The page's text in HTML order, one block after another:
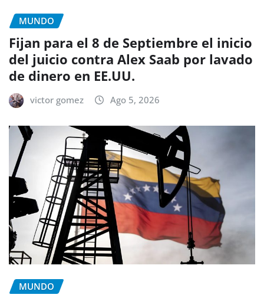
MUNDO
Fijan para el 8 de Septiembre el inicio
del juicio contra Alex Saab por lavado
de dinero en EE.UU.
victor gomez Ago 5, 2026
MUNDO